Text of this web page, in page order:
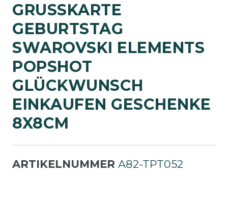
GRUSSKARTE G
EBURTSTAG S
WAROVSKI ELEMENTS P
OPSHOT G
LÜCKWUNSCH E
INKAUFEN GESCHENKE 8
X8CM
ARTIKELNUMMER A82-TPT052